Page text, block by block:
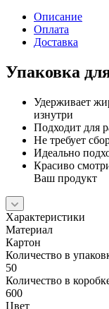
Описание
Оплата
Доставка
Упаковка
Удерживает
изнутри
Подходит для
Не требует
Идеально
Красиво
Ваш продукт
Характеристики
Материал
Картон
Количество в
50
Количество в
600
Цвет